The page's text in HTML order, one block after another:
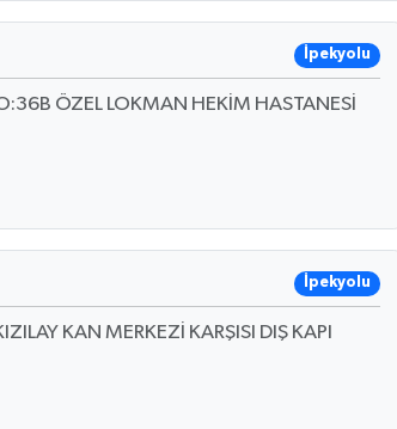
İpekyolu
ÖZEL LOKMAN HEKİM HASTANESİ
İpekyolu
KAN MERKEZİ KARŞISI DIŞ KAPI